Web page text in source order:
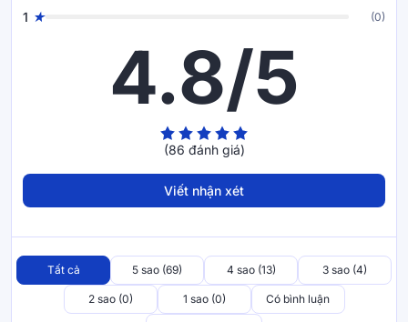
Kháng khuẩn và khử mùi hiệu quả
Được làm từ 100% sợi bông than hoạt tínhnệm bông ép
nhiều trạng thái nóng, lạnh, đổ mồ hôi hay với những gia đình
có trẻ nhỏ, nệm rất dễ bị dây bẩn và để lại mùi hôi khó chịu.
Hay vấn đề bụi mịn, mạt bụi gây mẩn ngứa, dị ứng cũng là
1 (0)
4.8/5
(86 đánh giá)
Viết nhận xét
Tất cả 5 sao (69) 4 sao (13) 3 sao (4)
2 sao (0) 1 sao (0) Có bình luận